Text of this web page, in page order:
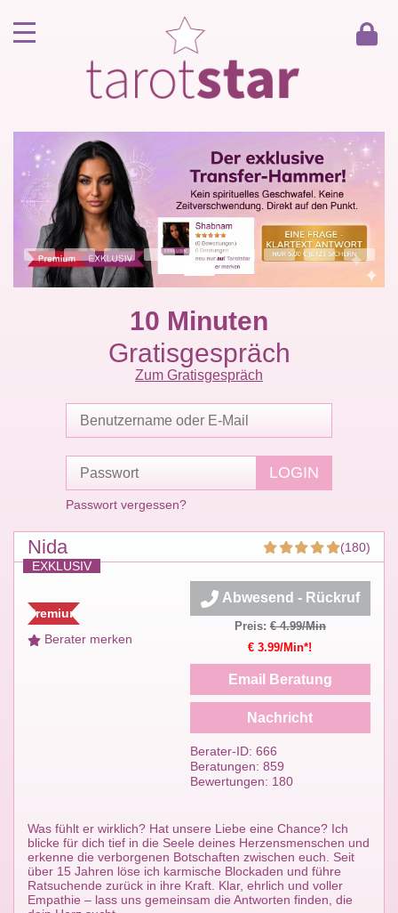
Kunde werden
Berater werden
Kartenlegen Gratisgespräch
Gästebuch
10 Minuten
Gratisgespräch
Zum Gratisgespräch
Passwort vergessen?
Nida
(180)
EXKLUSIV
Premium
Berater merken
Was fühlt er wirklich? Hat unsere Liebe eine Chance? Ich
blicke für dich tief in die Seele deines Herzensmenschen und
erkenne die verborgenen Botschaften zwischen euch. Seit
über 15 Jahren löse ich karmische Blockaden und führe
Ratsuchende zurück in ihre Kraft. Klar, ehrlich und voller
Empathie – lass uns gemeinsam die Antworten finden, die
Abwesend - Rückruf
Preis:€ 4.99/Min
€ 3.99/Min*!
Email Beratung
Nachricht
Berater-ID: 666
Beratungen: 859
Bewertungen: 180